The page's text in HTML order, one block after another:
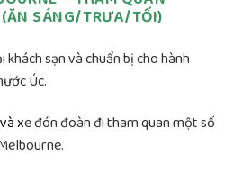
SÁNG/TRƯA/TỐI)
khách sạn và chuẩn bị cho hành
Úc.
xe đón đoàn đi tham quan một số